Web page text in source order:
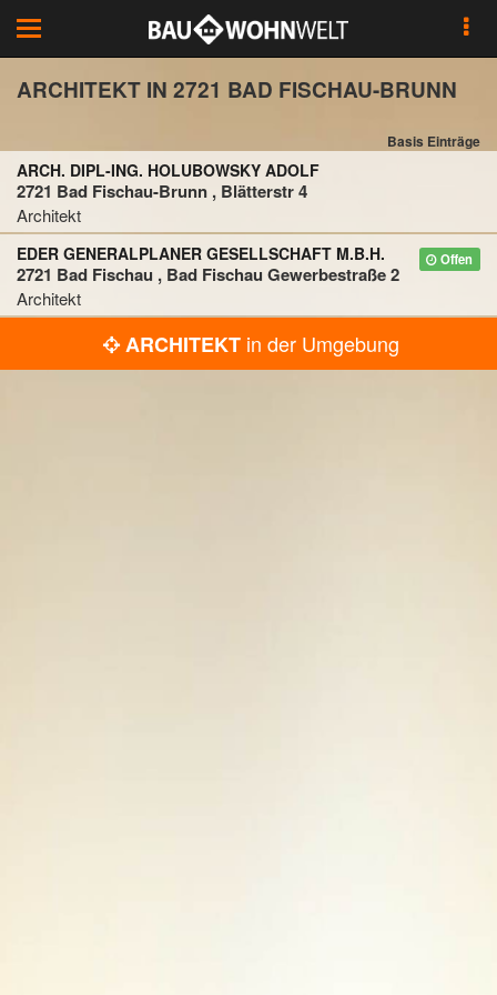
Toggle
navigation
ARCHITEKT IN 2721 BAD FISCHAU-BRUNN
Basis Einträge
ARCH. DIPL-ING. HOLUBOWSKY ADOLF
2721 Bad Fischau-Brunn , Blätterstr 4
Architekt
Offen
EDER GENERALPLANER GESELLSCHAFT M.B.H.
2721 Bad Fischau , Bad Fischau Gewerbestraße 2
Architekt
ARCHITEKTin der Umgebung